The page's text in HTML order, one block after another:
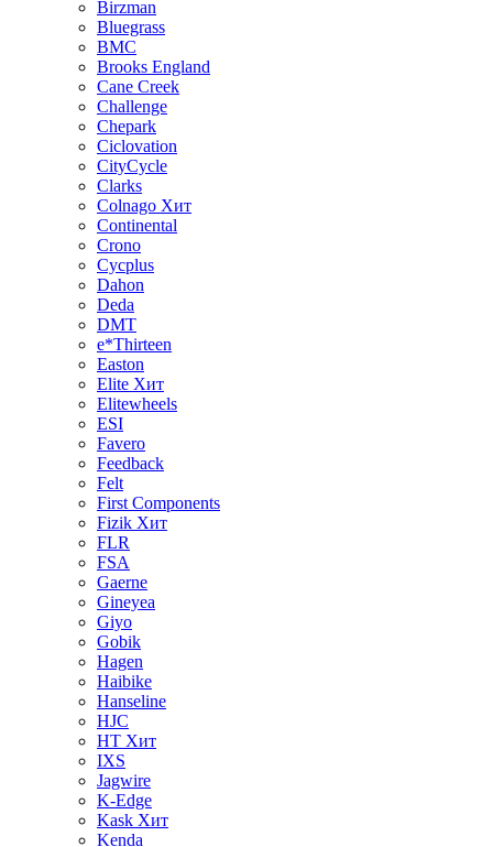
Birzman
Bluegrass
BMC
Brooks England
Cane Creek
Challenge
Chepark
Ciclovation
CityCycle
Clarks
Colnago Хит
Continental
Crono
Cycplus
Dahon
Deda
DMT
e*Thirteen
Easton
Elite Хит
Elitewheels
ESI
Favero
Feedback
Felt
First Components
Fizik Хит
FLR
FSA
Gaerne
Gineyea
Giyo
Gobik
Hagen
Haibike
Hanseline
HJC
HT Хит
IXS
Jagwire
K-Edge
Kask Хит
Kenda